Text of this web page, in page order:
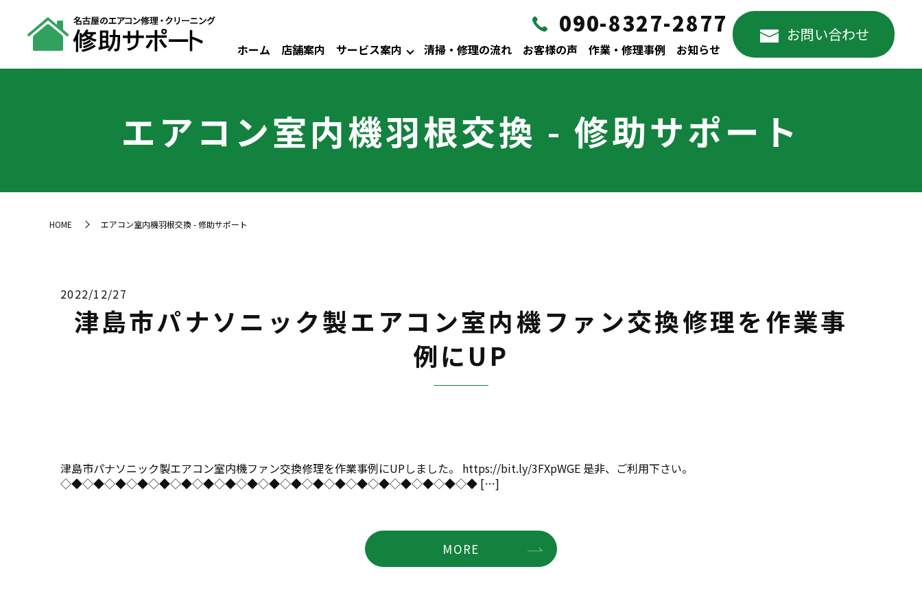
ホーム 店舗案内 サービス案内 清掃・修理の流れ お客様の声 作業・修理事例 お知らせ
お問い合わせ
090-8327-2877
エアコン室内機羽根交換 - 修助サポート
HOME エアコン室内機羽根交換 - 修助サポート
2022/12/27
津島市パナソニック製エアコン室内機ファン交換修理を作業事
例にUP
津島市パナソニック製エアコン室内機ファン交換修理を作業事例にUPしました。 https://bit.ly/3FXpWGE 是非、ご利用下さい。
◇◆◇◆◇◆◇◆◇◆◇◆◇◆◇◆◇◆◇◆◇◆◇◆◇◆◇◆◇◆◇◆◇◆◇◆◇◆ […]
MORE